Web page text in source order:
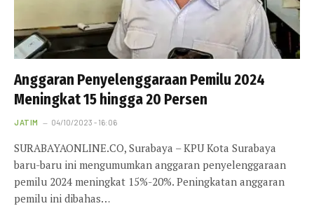
Anggaran Penyelenggaraan Pemilu 2024
Meningkat 15 hingga 20 Persen
JATIM 04/10/2023 - 16:06
SURABAYAONLINE.CO, Surabaya – KPU Kota Surabaya
baru-baru ini mengumumkan anggaran penyelenggaraan
pemilu 2024 meningkat 15%-20%. Peningkatan anggaran
pemilu ini dibahas…